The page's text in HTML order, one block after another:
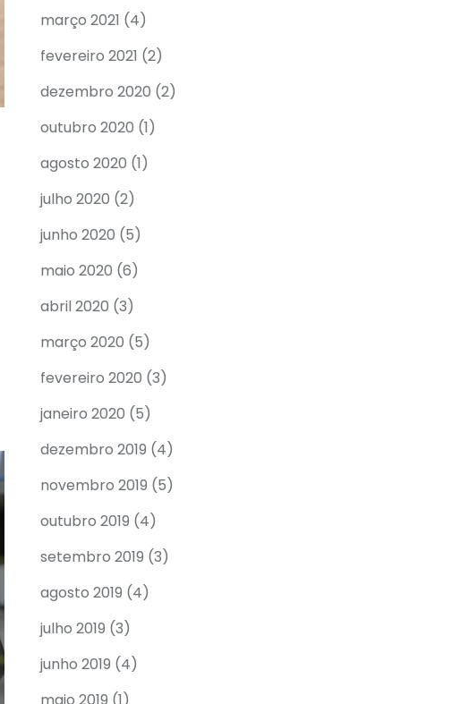
março 2021 (4)
fevereiro 2021 (2)
dezembro 2020 (2)
outubro 2020 (1)
agosto 2020 (1)
julho 2020 (2)
junho 2020 (5)
maio 2020 (6)
abril 2020 (3)
março 2020 (5)
fevereiro 2020 (3)
janeiro 2020 (5)
dezembro 2019 (4)
novembro 2019 (5)
outubro 2019 (4)
setembro 2019 (3)
agosto 2019 (4)
julho 2019 (3)
junho 2019 (4)